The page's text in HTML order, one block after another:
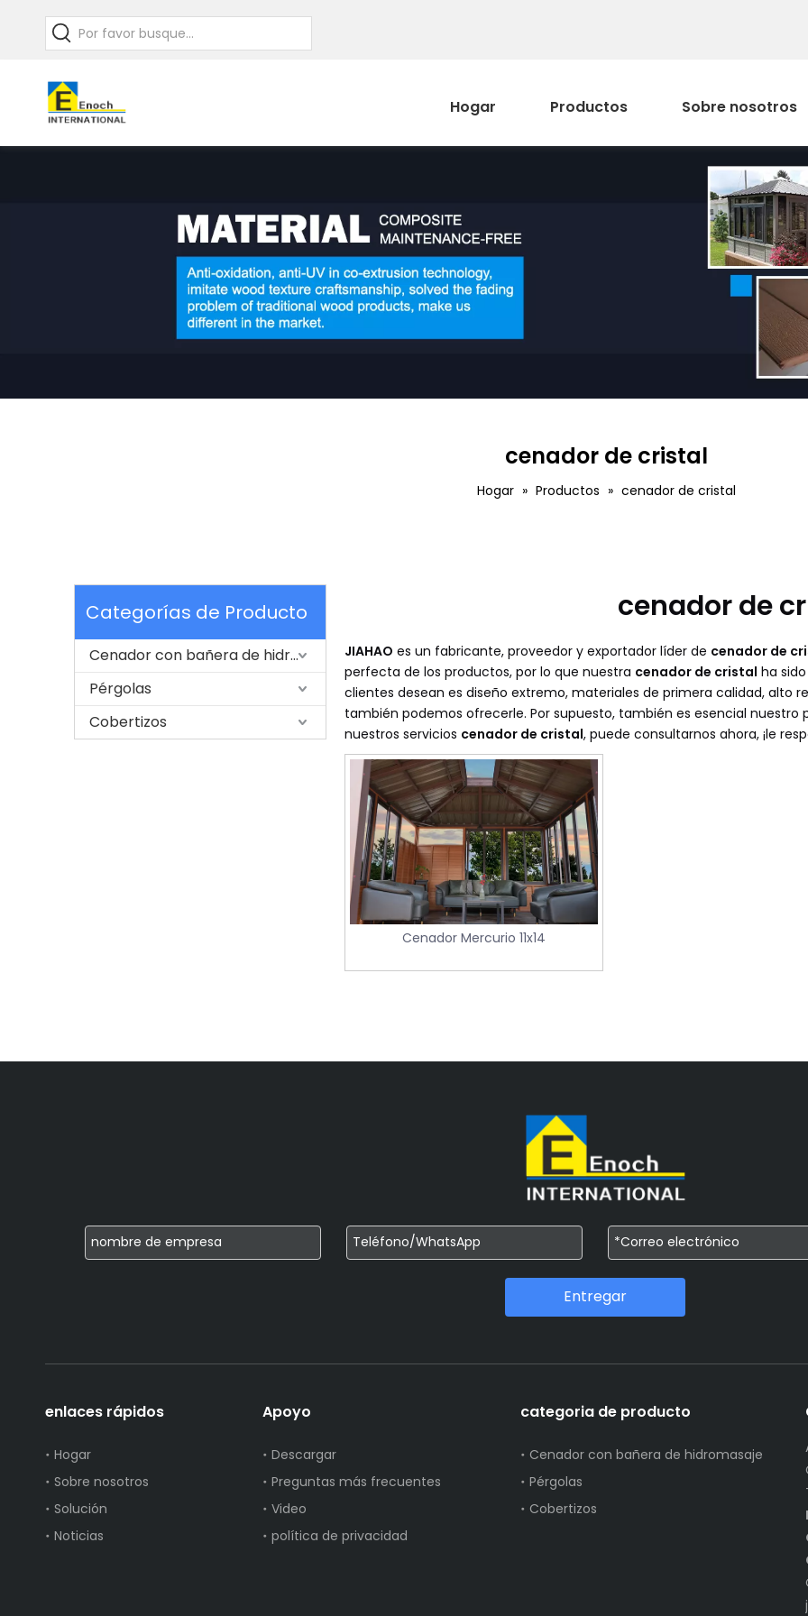
Hogar Productos Sobre nosotros
cenador de cristal
Hogar » Productos » cenador de cristal
Categorías de Producto
Cenador con bañera de hidromasaje
Pérgolas
Cobertizos
cenador de
JIAHAO es un fabricante, proveedor y exportador líder de cenador de
perfecta de los productos, por lo que nuestra cenador de cristal ha
clientes desean es diseño extremo, materiales de primera calidad, alto
también podemos ofrecerle. Por supuesto, también es esencial
nuestros servicios cenador de cristal, puede consultarnos ahora, ¡le
Cenador Mercurio 11x14
Entregar
enlaces rápidos
Hogar
Sobre nosotros
Solución
Noticias
Apoyo
Descargar
Preguntas más frecuentes
Video
política de privacidad
categoria de producto
Cenador con bañera de hidromasaje
Pérgolas
Cobertizos